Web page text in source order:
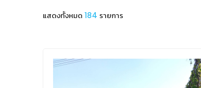
แสดงทั้งหมด 184 รายการ